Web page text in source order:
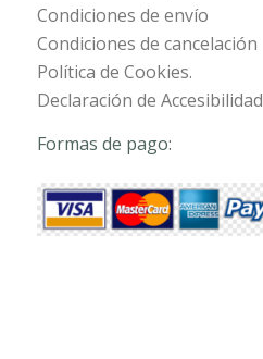
Condiciones de envío
Condiciones de cancelación
Política de Cookies.
Declaración de Accesibilidad
Formas de pago: